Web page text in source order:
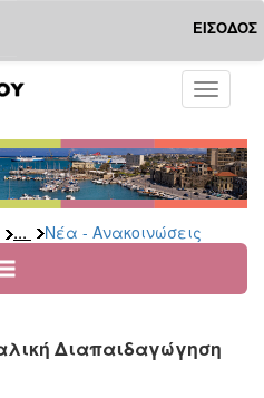
ΕΙΣΟΔΟΣ
Toggle
... Νέα - Ανακοινώσεις
Διαπαιδαγώγηση